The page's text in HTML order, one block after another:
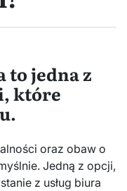
to jedna z
które
oraz obaw o
Jedną z opcji,
z usług biura